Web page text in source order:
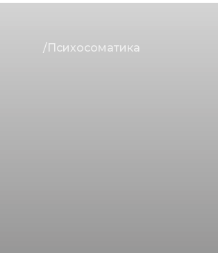
/Психосоматика